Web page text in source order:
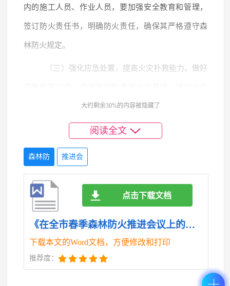
内的施工人员、作业人员，要加强安全教育和管理，
签订防火责任书，明确防火责任，确保其严格遵守森
林防火规定。
（三）强化应急处置，提高火灾扑救能力。做好
损失的关键。要进一步完善应急预案，加强应急演
练，提高应急处置能力，确保一旦发生森林火灾，能
一是完善应急预案。各级各部门要结合实际，进一步
修订完善森林火灾应急预案，细化应急处置流程，明
确各部门职责分工，确保预案的科学性、实用性和可
操作性。要加强对预案的学习培训，使各级指挥人员
和扑火队员熟悉预案内容，掌握应急处置程序和方
法。二是加强应急演练。要定期组织开展森林火灾应
急演练，模拟火灾发生场景，检验和提高各部门之间
大约剩余30%的内容被隐藏了
阅读全文
森林防 推进会
《在全市春季森林防火推进会议上的讲话.doc》
下载本文的Word文档，方便修改和打印
推荐度：
点击下载文档